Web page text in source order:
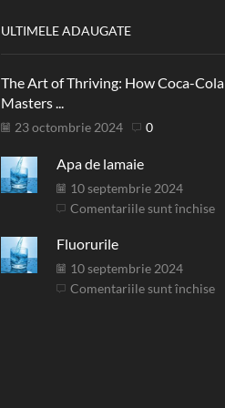
ULTIMELE ADAUGATE
The Art of Thriving: How Coca-Cola
Masters ...
23 octombrie 2024 0
Apa de lamaie
10 septembrie 2024
Comentariile sunt închise
Fluorurile
10 septembrie 2024
Comentariile sunt închise